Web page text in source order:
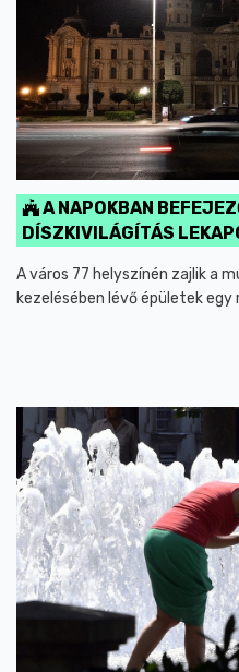
A NAPOKBAN
DÍSZKIVILÁGÍTÁS
A város 77 helyszínén zajlik a
kezelésében lévő épületek